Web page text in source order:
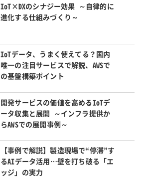
IoT×DXのシナジー効果 ～自律的に
進化する仕組みづくり～
IoTデータ、うまく使えてる？国内
唯一の注目サービスで解説、AWSで
の基盤構築ポイント
開発サービスの価値を高めるIoTデ
ータ収集と展開 ～インフラ提供か
らAWSでの展開事例～
【事例で解説】製造現場で“停滞”す
るAIデータ活用…壁を打ち破る「エ
ッジ」の実力